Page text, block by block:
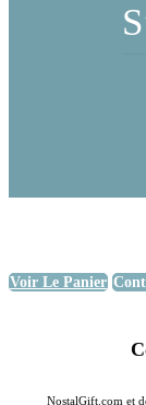
Voir Le Panier
NostalGift.com et